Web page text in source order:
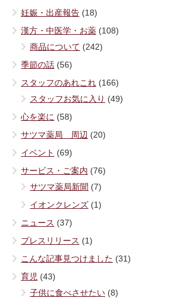
妊娠・出産報告 (18)
漢方・中医学・お薬 (108)
商品について (242)
季節の話 (56)
スタッフのあれこれ (166)
スタッフお気に入り (49)
心を楽に (58)
サツマ薬局 周辺 (20)
イベント (69)
サービス・ご案内 (76)
サツマ薬局新聞 (7)
イオンクレンズ (1)
ニュース (37)
プレスリリース (1)
こんな記事見つけました (31)
育児 (43)
子供に食べさせたい (8)